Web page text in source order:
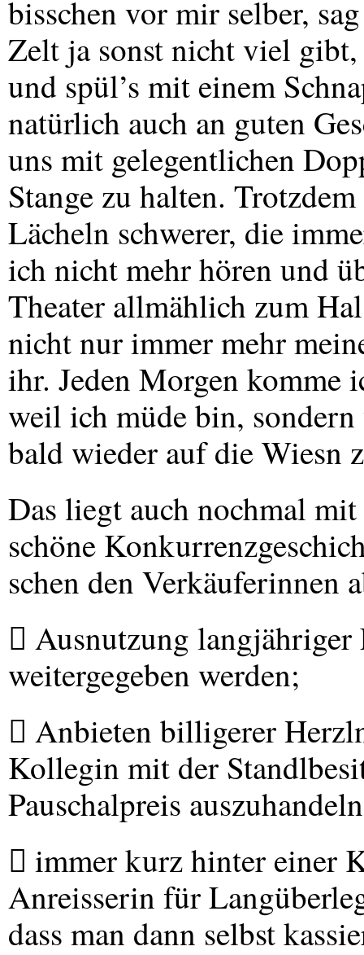
bisschen vor mir selber,
Zelt ja sonst nicht viel
und spül’s mit einem
natürlich auch an guten
uns mit gelegentlichen
Stange zu halten.
Lächeln schwerer, die
ich nicht mehr hören und
Theater allmählich zum
nicht nur immer mehr
ihr. Jeden Morgen komme
weil ich müde bin,
bald wieder auf die Wiesn
Das liegt auch nochmal
schöne
schen den Verkäuferinnen
 Ausnutzung
weitergegeben werden;
 Anbieten billigerer
Kollegin mit der
Pauschalpreis
 immer kurz hinter einer
Anreisserin für
dass man dann selbst